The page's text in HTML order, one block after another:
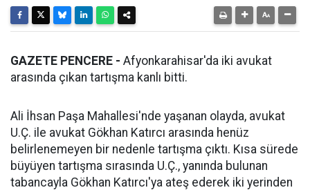
GAZETE PENCERE - Afyonkarahisar'da iki avukat
arasında çıkan tartışma kanlı bitti.
Ali İhsan Paşa Mahallesi'nde yaşanan olayda, avukat
U.Ç. ile avukat Gökhan Katırcı arasında henüz
belirlenemeyen bir nedenle tartışma çıktı. Kısa sürede
büyüyen tartışma sırasında U.Ç., yanında bulunan
tabancayla Gökhan Katırcı'ya ateş ederek iki yerinden